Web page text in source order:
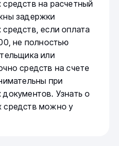
на расчетный
задержки
если оплата
не полностью
или
средств на счете
при
Узнать о
средств можно у